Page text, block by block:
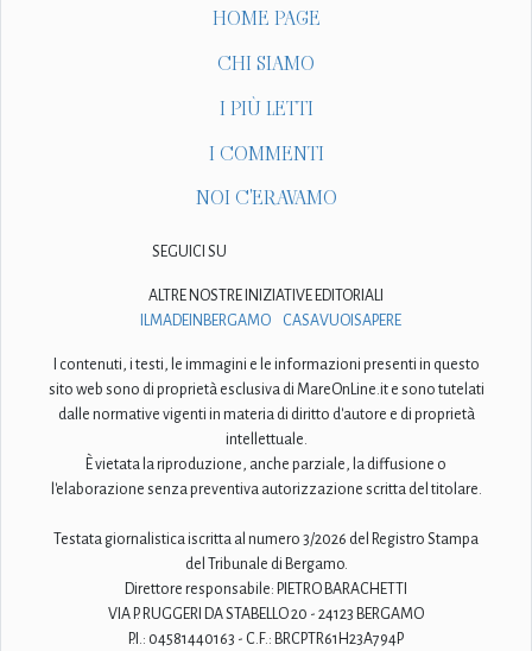
HOME PAGE
CHI SIAMO
I PIÙ LETTI
I COMMENTI
NOI C'ERAVAMO
SEGUICI SU
ALTRE NOSTRE INIZIATIVE EDITORIALI
ILMADEINBERGAMO
CASAVUOISAPERE
I contenuti, i testi, le immagini e le informazioni presenti in questo
sito web sono di proprietà esclusiva di MareOnLine.it e sono tutelati
dalle normative vigenti in materia di diritto d'autore e di proprietà
intellettuale.
È vietata la riproduzione, anche parziale, la diffusione o
l'elaborazione senza preventiva autorizzazione scritta del titolare.
Testata giornalistica iscritta al numero 3/2026 del Registro Stampa
del Tribunale di Bergamo.
Direttore responsabile: PIETRO BARACHETTI
VIA P. RUGGERI DA STABELLO 20 - 24123 BERGAMO
P.I.: 04581440163 - C.F.: BRCPTR61H23A794P